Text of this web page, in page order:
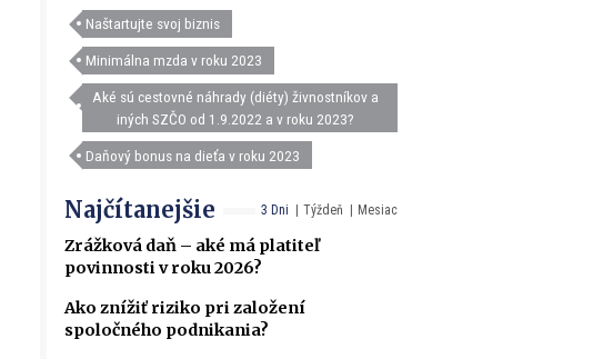
Naštartujte svoj biznis
Minimálna mzda v roku 2023
Aké sú cestovné náhrady (diéty) živnostníkov a
iných SZČO od 1.9.2022 a v roku 2023?
Daňový bonus na dieťa v roku 2023
3 Dni Týždeň Mesiac
Najčítanejšie
Zrážková daň – aké má platiteľ
povinnosti v roku 2026?
Ako znížiť riziko pri založení
spoločného podnikania?